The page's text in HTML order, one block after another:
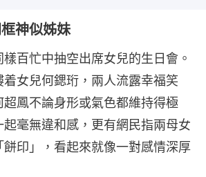
神似姊妹
百忙中抽空出席女兒的生日會。
女兒何鍶珩，兩人流露幸福笑
鳳不論身形或氣色都維持得極
毫無違和感，更有網民指兩母女
印」，看起來就像一對感情深厚